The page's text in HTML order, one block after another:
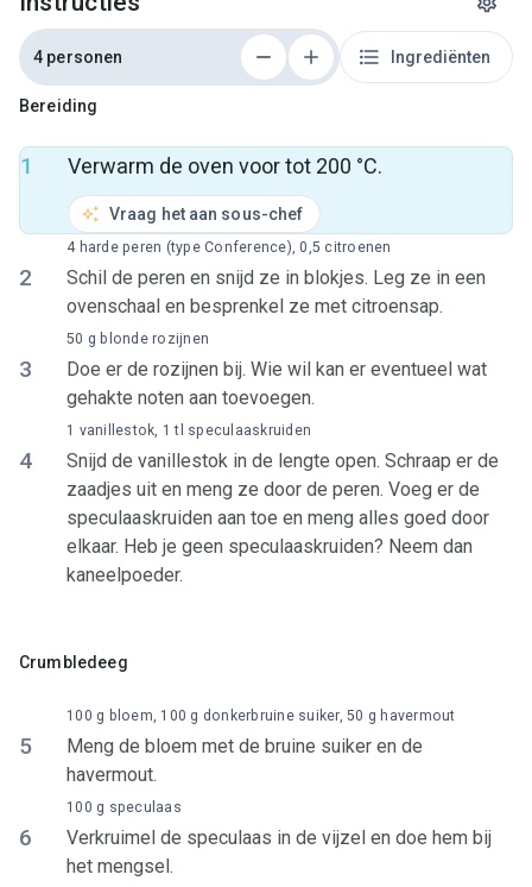
4 personen Ingrediënten
Bereiding
1 Verwarm de oven voor tot 200 °C.
Vraag het aan sous-chef
2
Schil de peren en snijd ze in blokjes. Leg ze in een
ovenschaal en besprenkel ze met citroensap.
4 harde peren (type Conference), 0,5 citroenen
3
Doe er de rozijnen bij. Wie wil kan er eventueel wat
gehakte noten aan toevoegen.
50 g blonde rozijnen
4
Snijd de vanillestok in de lengte open. Schraap er de
zaadjes uit en meng ze door de peren. Voeg er de
speculaaskruiden aan toe en meng alles goed door
elkaar. Heb je geen speculaaskruiden? Neem dan
kaneelpoeder.
1 vanillestok, 1 tl speculaaskruiden
Crumbledeeg
5
Meng de bloem met de bruine suiker en de
havermout.
100 g bloem, 100 g donkerbruine suiker, 50 g havermout
6
Verkruimel de speculaas in de vijzel en doe hem bij
het mengsel.
100 g speculaas